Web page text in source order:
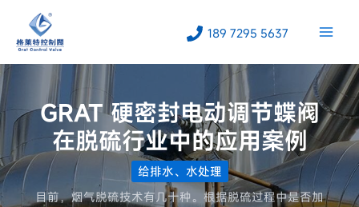
容
189 7295 5637
GRAT 硬密封电动调节蝶阀
在脱硫行业中的应用案例
给排水、水处理
目前，烟气脱硫技术有几十种。根据脱硫过程中是否加